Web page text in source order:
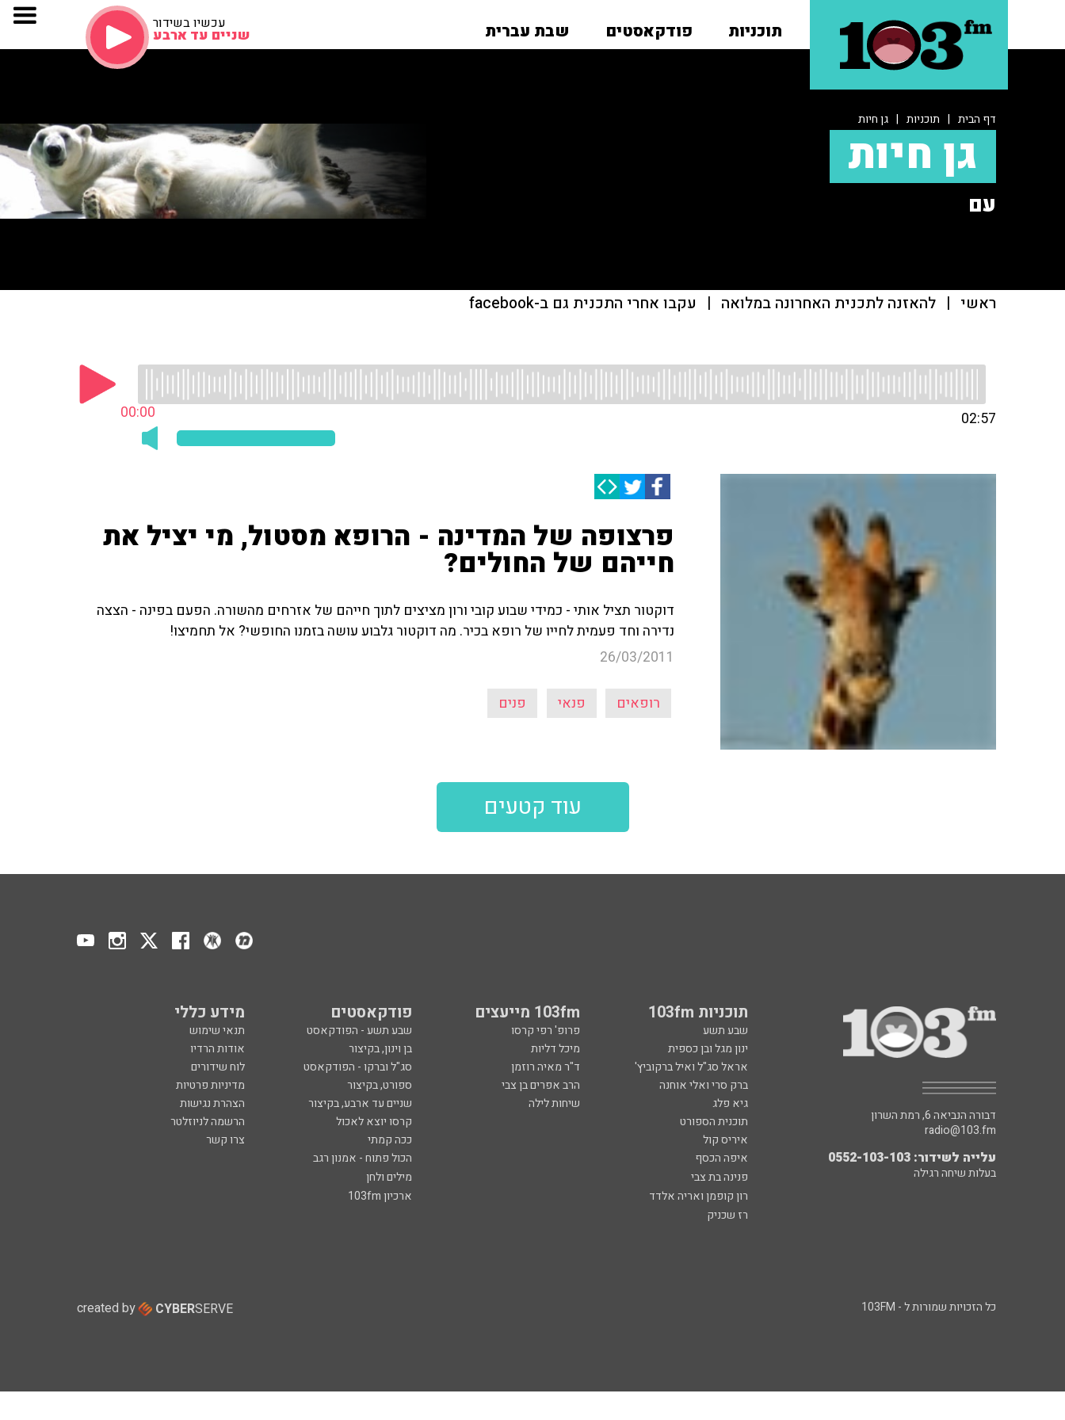
תוכניות פודקאסטים שבת עברית עכשיו בשידור
שניים עד ארבע
דף הבית | תוכניות | גן חיות
גן חיות
עם
ראשי | להאזנה לתכנית האחרונה במלואה | עקבו אחרי התכנית גם ב-facebook
00:00 02:57
פרצופה של המדינה - הרופא מסטול, מי יציל את
חייהם של החולים?
דוקטור תציל אותי - כמידי שבוע קובי ורון מציצים לתוך חייהם של אזרחים מהשורה. הפעם בפינה - הצצה
נדירה וחד פעמית לחייו של רופא בכיר. מה דוקטור גלבוע עושה בזמנו החופשי? אל תחמיצו!
26/03/2011
רופאים פנאי פנים
עוד קטעים
תוכניות 103fm 103fm מייעצים פודקאסטים מידע כללי
שבע תשע פרופ' רפי קרסו שבע תשע - הפודקאסט
תנאי שימוש
ינון מגל ובן כספית
מיכל דליות בן וינון, בקיצור
אודות הרדיו
אראל סג"ל ואיל ברקוביץ'
ד"ר מאיה רוזמן סג"ל וברקו - הפודקאסט
לוח שידורים
ברק סרי ואלי אוחנה
הרב אפרים בן צבי ספורט, בקיצור
מדיניות פרטיות
גיא פלג
שיחות לילה שניים עד ארבע, בקיצור
הצהרת נגישות
תוכנית הספורט
קרסו יוצא לאכול
הרשמה לניוזלטר
איריס קול
ככה קמתי
צרו קשר
איפה הכסף
הכול פתוח - אמנון רגב
פנינה בת צבי
מילים ולחן
רון קופמן ואריה אלדד
ארכיון 103fm
רז שכניק
דבורה הנביאה 6, רמת השרון
radio@103.fm
עלייה לשידור: 0552-103-103
בעלות שיחה רגילה
כל הזכויות שמורות ל - 103FM created by CYBERSERVE